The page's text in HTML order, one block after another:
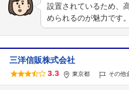
設置されているため、
められるのが魅力です
三洋信販株式会社
3.3 東京都 その他